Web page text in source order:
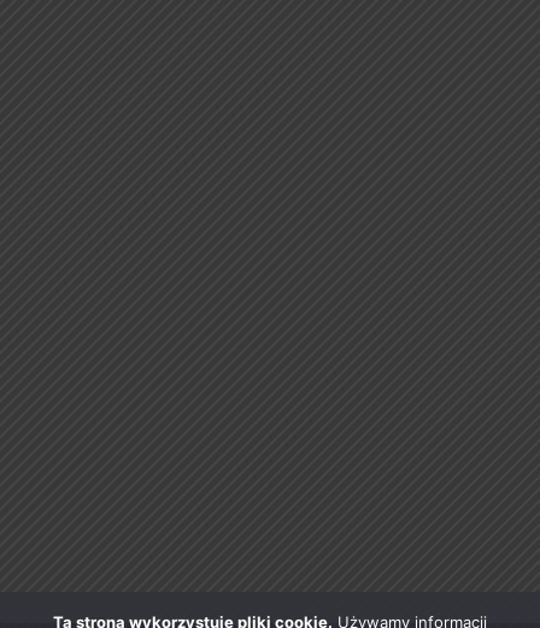
Ta strona wykorzystuje pliki cookie. Używamy informacji